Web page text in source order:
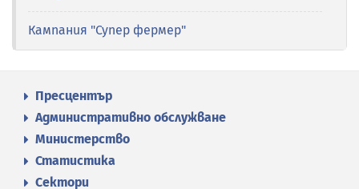
Кампания "Супер фермер"
Пресцентър
Административно обслужване
Министерство
Статистика
Сектори